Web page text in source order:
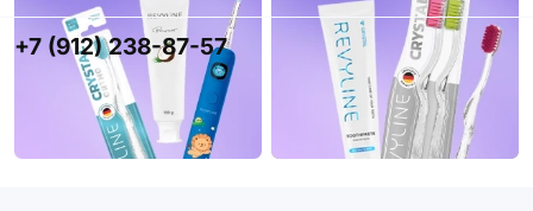
+7 (912) 238-87-57